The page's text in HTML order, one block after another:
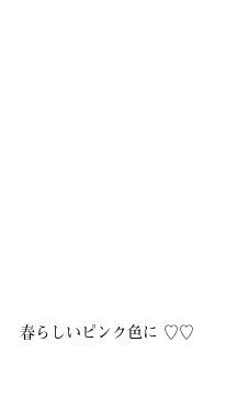
春らしいピンク色に ♡♡